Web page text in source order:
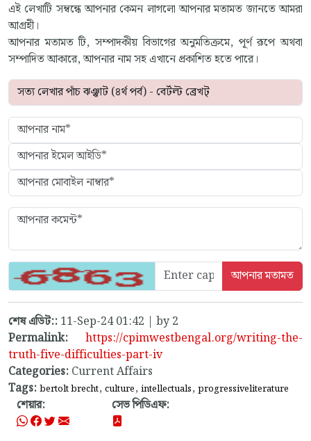
এই লেখাটি সম্বন্ধে আপনার কেমন লাগলো আপনার মতামত জানতে আমরা
আগ্রহী।
আপনার মতামত টি, সম্পাদকীয় বিভাগের অনুমতিক্রমে, পূর্ণ রূপে অথবা
সম্পাদিত আকারে, আপনার নাম সহ এখানে প্রকাশিত হতে পারে।
শেষ এডিট:: 11-Sep-24 01:42 | by 2
Permalink:
https://cpimwestbengal.org/writing-the-
truth-five-difficulties-part-iv
Categories: Current Affairs
Tags: bertolt brecht, culture, intellectuals, progressiveliterature
শেয়ার: সেভ পিডিএফ: